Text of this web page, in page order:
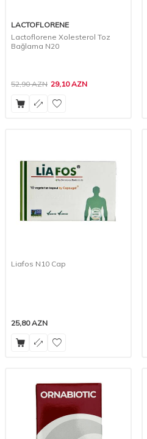
LACTOFLORENE
Lactoflorene Xolesterol Toz
Bağlama N20
52,90AZN 29,10AZN
Liafos N10 Cap
25,80AZN